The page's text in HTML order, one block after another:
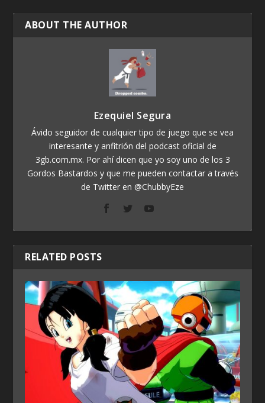
ABOUT THE AUTHOR
Ezequiel Segura
Ávido seguidor de cualquier tipo de juego que se vea
interesante y anfitrión del podcast oficial de
3gb.com.mx. Por ahí dicen que yo soy uno de los 3
Gordos Bastardos y que me pueden contactar a través
de Twitter en @ChubbyEze
RELATED POSTS